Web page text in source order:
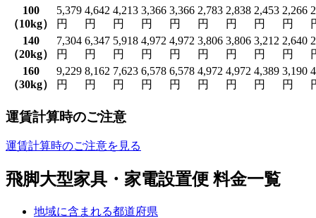
100
（10kg）
5,379
円
4,642
円
4,213
円
3,366
円
3,366
円
2,783
円
2,838
円
2,453
円
2,266
円
140
（20kg）
7,304
円
6,347
円
5,918
円
4,972
円
4,972
円
3,806
円
3,806
円
3,212
円
2,640
円
160
（30kg）
9,229
円
8,162
円
7,623
円
6,578
円
6,578
円
4,972
円
4,972
円
4,389
円
3,190
円
運賃計算時のご注意
運賃計算時のご注意を見る
飛脚大型家具・家電設置便 料金一覧
地域に含まれる都道府県